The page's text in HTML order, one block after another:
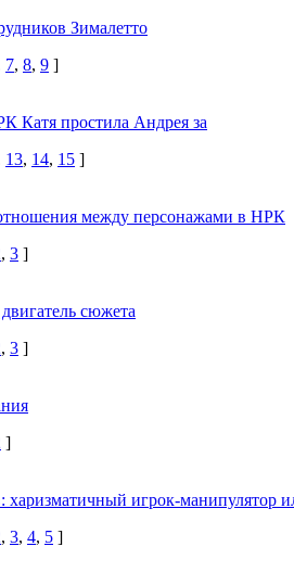
Зималетто
7, 8, 9 ]
Катя простила Андрея за
13, 14, 15 ]
между персонажами в НРК
, 3 ]
сюжета
, 3 ]
]
игрок-манипулятор
, 3, 4, 5 ]